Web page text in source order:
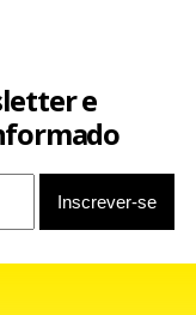
da população
presidente tem
de um setor da
e